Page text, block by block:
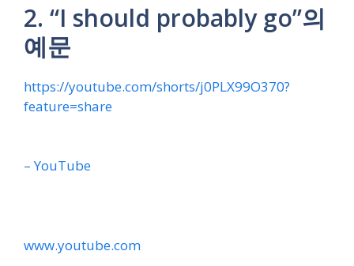
2. “I should probably go”의
예문
https://youtube.com/shorts/j0PLX99O370?
feature=share
– YouTube
www.youtube.com